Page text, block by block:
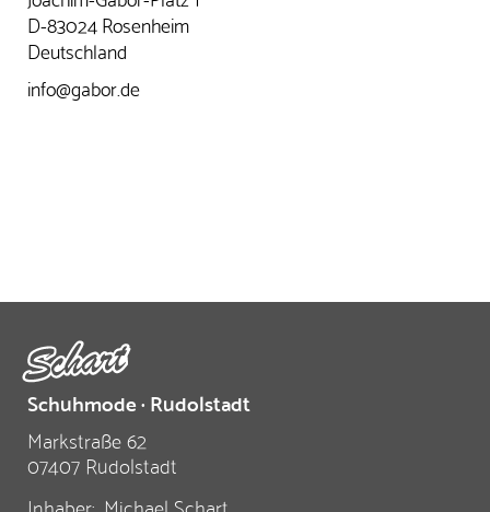
D-83024 Rosenheim
Deutschland
info@gabor.de
Schuhmode · Rudolstadt
Markstraße 62
07407 Rudolstadt